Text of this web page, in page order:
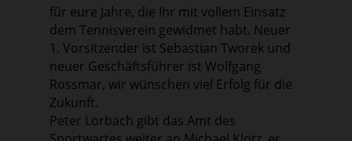
für eure Jahre, die Ihr mit vollem Einsatz
dem Tennisverein gewidmet habt. Neuer
1. Vorsitzender ist Sebastian Tworek und
neuer Geschäftsführer ist Wolfgang
Rossmar, wir wünschen viel Erfolg für die
Zukunft.
Peter Lorbach gibt das Amt des